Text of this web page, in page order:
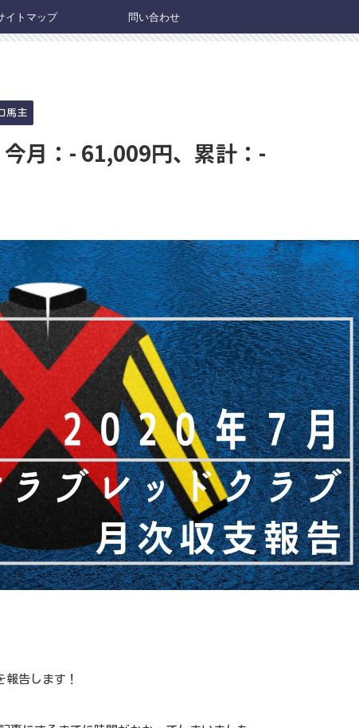
イトマップ 問い合わせ
馬主
月：- 61,009円、累計：-
報告します！